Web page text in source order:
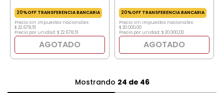
20%OFF TRANSFERENCIA BANCARIA
Precio sin impuestos nacionales:
$ 22.678,51
Precio por unidad: $ 22.678,51
AGOTADO
20%OFF TRANSFERENCIA BANCARIA
Precio sin impuestos nacionales:
$ 20.000,00
Precio por unidad:$ 20.000,00
AGOTADO
Mostrando 24 de 46